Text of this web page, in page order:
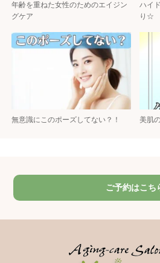
年齢を重ねた女性のためのエイジン
グケア
ハイ
り☆
無意識にこのポーズしてない？！ 美肌
ご予約はこち